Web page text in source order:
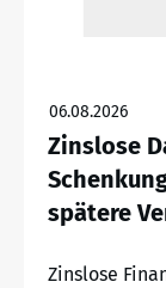
06.08.2026
Zinslose
spätere
Zinslose